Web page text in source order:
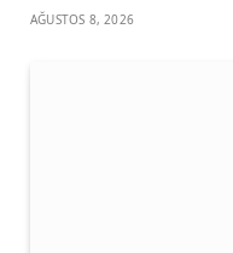
AĞUSTOS 8, 2026